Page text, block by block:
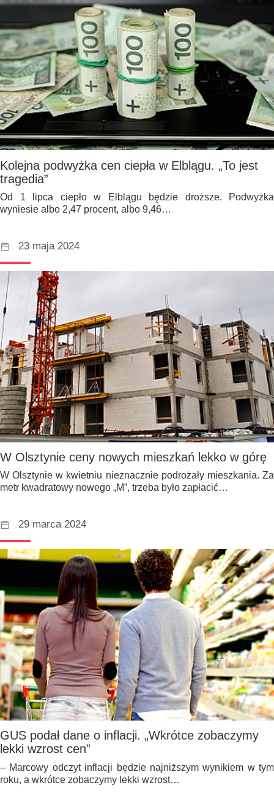
Kolejna podwyżka cen ciepła w Elblągu. „To jest
tragedia”
Od 1 lipca ciepło w Elblągu będzie droższe. Podwyżka
wyniesie albo 2,47 procent, albo 9,46…
23 maja 2024
W Olsztynie ceny nowych mieszkań lekko w górę
W Olsztynie w kwietniu nieznacznie podrożały mieszkania. Za
metr kwadratowy nowego „M”, trzeba było zapłacić…
29 marca 2024
GUS podał dane o inflacji. „Wkrótce zobaczymy
lekki wzrost cen”
– Marcowy odczyt inflacji będzie najniższym wynikiem w tym
roku, a wkrótce zobaczymy lekki wzrost…